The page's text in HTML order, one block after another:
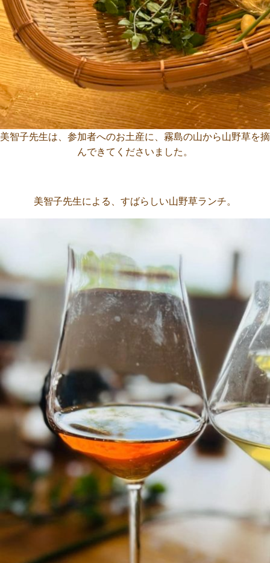
美智子先生は、参加者へのお土産に、霧島の山から山野草を摘
んできてくださいました。
美智子先生による、すばらしい山野草ランチ。